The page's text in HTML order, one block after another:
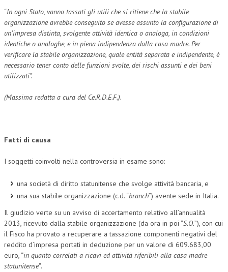
“In ogni Stato, vanno tassati gli utili che si ritiene che la stabile
organizzazione avrebbe conseguito se avesse assunto la configurazione di
un’impresa distinta, svolgente attività identica o analoga, in condizioni
identiche o analoghe, e in piena indipendenza dalla casa madre. Per
verificare la stabile organizzazione, quale entità separata e indipendente, è
necessario tener conto delle funzioni svolte, dei rischi assunti e dei beni
utilizzati”.
(Massima redatta a cura del Ce.R.D.E.F.).
Fatti di causa
I soggetti coinvolti nella controversia in esame sono:
una società di diritto statunitense che svolge attività bancaria, e
una sua stabile organizzazione (c.d. “branch”) avente sede in Italia.
Il giudizio verte su un avviso di accertamento relativo all’annualità
2013, ricevuto dalla stabile organizzazione (da ora in poi “S.O.”), con cui
il Fisco ha provato a recuperare a tassazione componenti negativi del
reddito d’impresa portati in deduzione per un valore di 609.683,00
euro, “in quanto correlati a ricavi ed attività riferibili alla casa madre
statunitense”.